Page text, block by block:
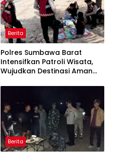
Berita
Polres Sumbawa Barat
Intensifkan Patroli Wisata,
Wujudkan Destinasi Aman
Masyarakat
Berita